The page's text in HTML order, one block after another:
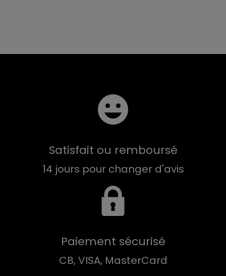
Satisfait ou remboursé
14 jours pour changer d'avis
Paiement sécurisé
CB, VISA, MasterCard